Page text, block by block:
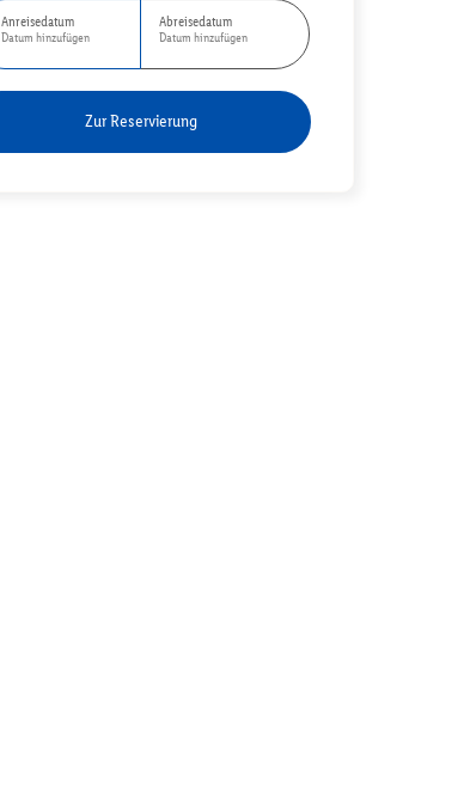
Anreisedatum
Datum hinzufügen
Abreisedatum
Datum hinzufügen
Zur Reservierung